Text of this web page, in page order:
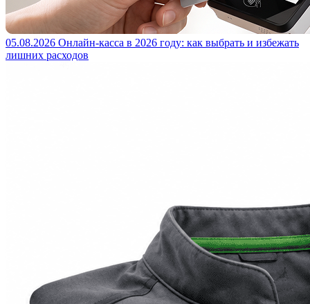
05.08.2026 Онлайн-касса в 2026 году: как выбрать и избежать
лишних расходов